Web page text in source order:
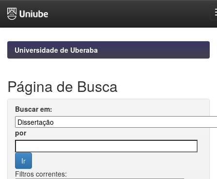
navigationUniversidade de Uberaba
Página de Busca
Buscar em:
por
Filtros correntes: